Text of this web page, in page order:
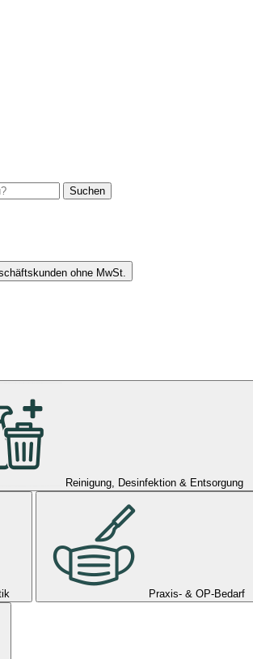
Suchen
ohne MwSt.
Reinigung, Desinfektion & Entsorgung
Praxis- & OP-Bedarf